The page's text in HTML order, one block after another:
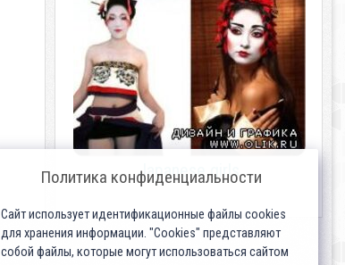
Japanese girls
Политика конфиденциальности
Сайт использует идентификационные файлы cookies
для хранения информации. "Cookies" представляют
собой файлы, которые могут использоваться сайтом